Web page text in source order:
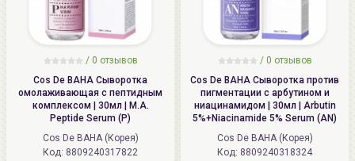
/ 0 отзывов
Cos De BAHA Сыворотка
омолаживающая с пептидным
комплексом | 30мл | M.A.
Peptide Serum (P)
Cos De BAHA (Корея)
Код: 8809240317822
/ 0 отзывов
Cos De BAHA Сыворотка против
пигментации с арбутином и
ниацинамидом | 30мл | Arbutin
5%+Niacinamide 5% Serum (AN)
Cos De BAHA (Корея)
Код: 8809240318324